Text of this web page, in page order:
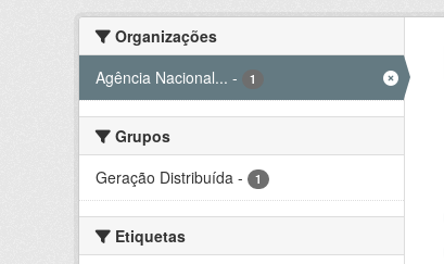
Organizações
Agência Nacional... - 1
Grupos
Geração Distribuída - 1
Etiquetas